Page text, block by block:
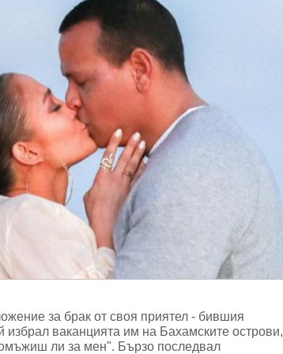
за брак от своя приятел - бившия
избрал ваканцията им на Бахамските острови,
ли за мен". Бързо последвал